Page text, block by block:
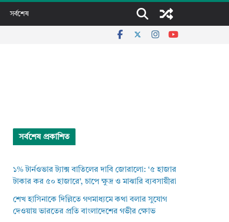
সর্বশেষ
সর্বশেষ প্রকাশিত
১% টার্নওভার ট্যাক্স বাতিলের দাবি জোরালো: ‘৫ হাজার
টাকার কর ৫০ হাজারে’, চাপে ক্ষুদ্র ও মাঝারি ব্যবসায়ীরা
শেখ হাসিনাকে দিল্লিতে গণমাধ্যমে কথা বলার সুযোগ
দেওয়ায় ভারতের প্রতি বাংলাদেশের গভীর ক্ষোভ